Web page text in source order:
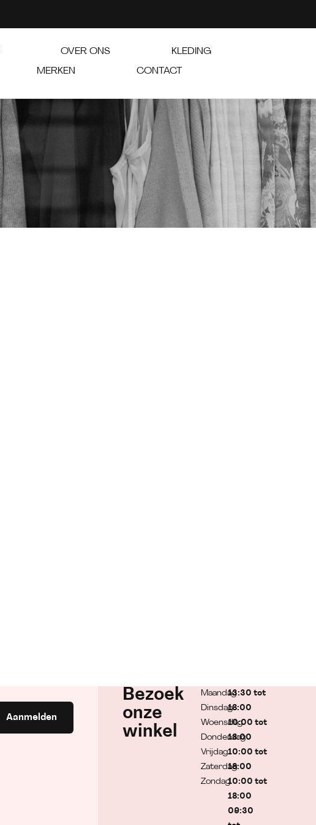
OVER ONS
KLEDING
MERKEN
CONTACT
Aanmelden
Bezoek
onze
winkel
Maandag
Dinsdag
Woensdag
Donderdag
Vrijdag
Zaterdag
Zondag
13:30 tot
18:00
10:00 tot
18:00
10:00 tot
18:00
10:00 tot
18:00
09:30